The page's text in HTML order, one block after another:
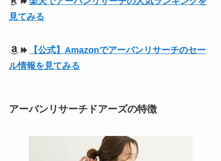
見てみる
【公式】Amazonでアーバンリサーチのセー
ル情報を見てみる
アーバンリサーチドアーズの特徴